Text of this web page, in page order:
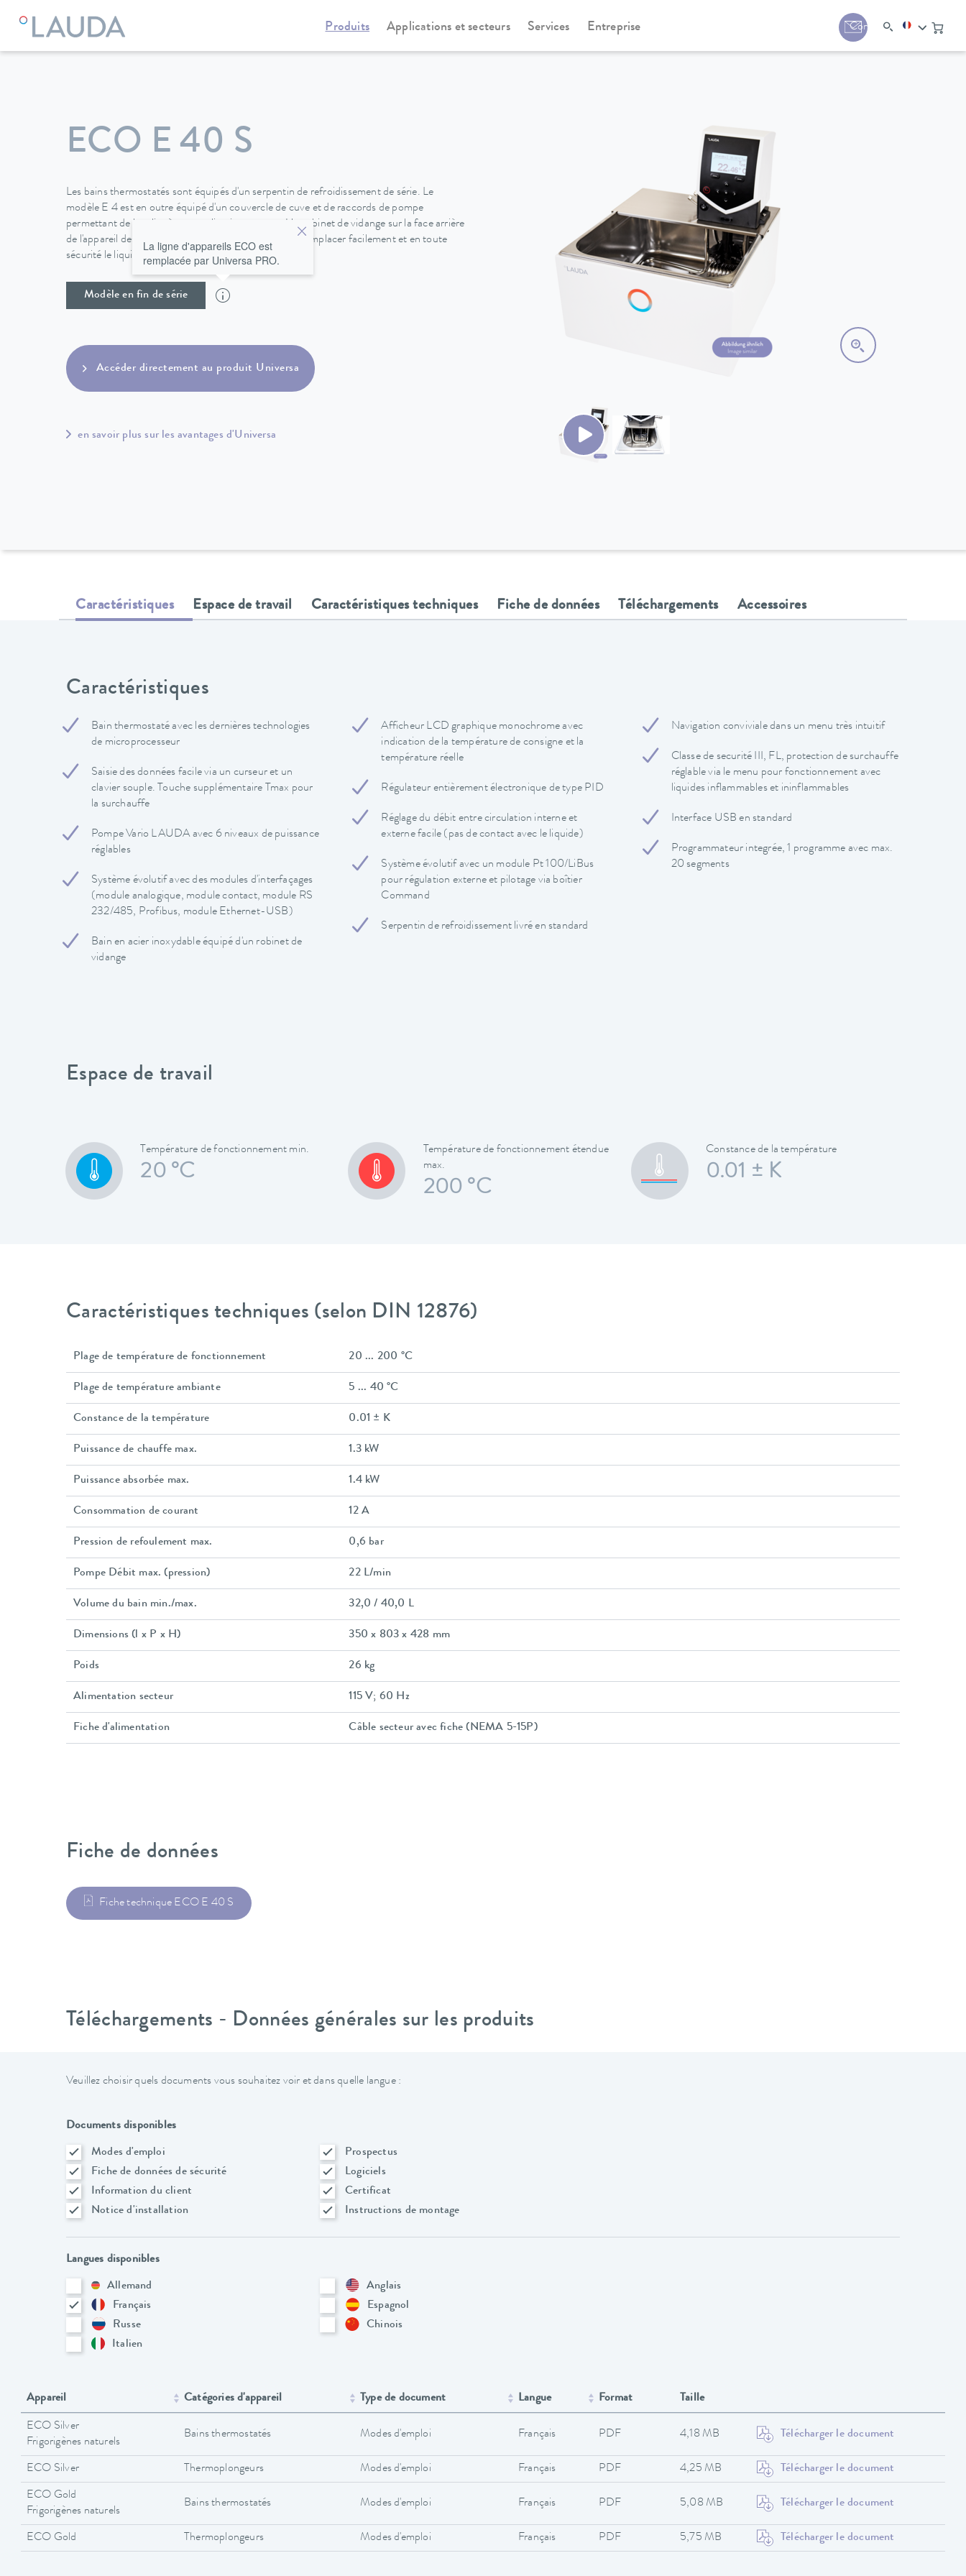
Produits Applications et secteurs Services Entreprise Contact
LAUDA Appareils de thermorégulation Thermostats chauffants Universa
ECO E 40 S
Les bains thermostatés sont équipés d'un serpentin de refroidissement de série. Le
modèle E 4 est en outre équipé d'un couvercle de cuve et de raccords de pompe
permettant de le relier à une application externe. Un robinet de vidange sur la face arrière
de l'appareil des bains en acier inoxydable permet de remplacer facilement et en toute
sécurité le liquide caloporteur.
Modèle en fin de série
La ligne d'appareils ECO est
remplacée par Universa PRO.
Accéder directement au produit Universa
en savoir plus sur les avantages d'Universa
Caractéristiques Espace de travail Caractéristiques techniques Fiche de données Téléchargements Accessoires
Caractéristiques
Bain thermostaté avec les dernières technologies
de microprocesseur
Saisie des données facile via un curseur et un
clavier souple. Touche supplémentaire Tmax pour
la surchauffe
Pompe Vario LAUDA avec 6 niveaux de puissance
réglables
Système évolutif avec des modules d'interfaçages
(module analogique, module contact, module RS
232/485, Profibus, module Ethernet-USB)
Bain en acier inoxydable équipé d'un robinet de
vidange
Afficheur LCD graphique monochrome avec
indication de la température de consigne et la
température réelle
Régulateur entièrement électronique de type PID
Réglage du débit entre circulation interne et
externe facile (pas de contact avec le liquide)
Système évolutif avec un module Pt 100/LiBus
pour régulation externe et pilotage via boîtier
Command
Serpentin de refroidissement livré en standard
Navigation conviviale dans un menu très intuitif
Classe de securité III, FL, protection de surchauffe
réglable via le menu pour fonctionnement avec
liquides inflammables et ininflammables
Interface USB en standard
Programmateur integrée, 1 programme avec max.
20 segments
Espace de travail
Température de fonctionnement min.
20 °C
Température de fonctionnement étendue
max.
200 °C
Constance de la température
0.01 ± K
Caractéristiques techniques (selon DIN 12876)
Plage de température de fonctionnement 20 ... 200 °C
Plage de température ambiante 5 ... 40 °C
Constance de la température 0.01 ± K
Puissance de chauffe max. 1.3 kW
Puissance absorbée max. 1.4 kW
Consommation de courant 12 A
Pression de refoulement max. 0,6 bar
Pompe Débit max. (pression) 22 L/min
Volume du bain min./max. 32,0 / 40,0 L
Dimensions (l x P x H) 350 x 803 x 428 mm
Poids 26 kg
Alimentation secteur 115 V; 60 Hz
Fiche d'alimentation Câble secteur avec fiche (NEMA 5-15P)
Fiche de données
Fiche technique ECO E 40 S
Téléchargements - Données générales sur les produits
Veuillez choisir quels documents vous souhaitez voir et dans quelle langue :
Documents disponibles
Modes d'emploi
Prospectus
Fiche de données de sécurité
Logiciels
Information du client
Certificat
Notice d'installation
Instructions de montage
Langues disponibles
Allemand
Anglais
Français
Espagnol
Russe
Chinois
Italien
Appareil Catégories d'appareil Type de document Langue Format Taille
ECO Silver
Frigorigènes naturels
Bains thermostatés Modes d'emploi Français PDF 4,18 MB Télécharger le document
ECO Silver Thermoplongeurs Modes d'emploi Français PDF 4,25 MB Télécharger le document
ECO Gold
Frigorigènes naturels
Bains thermostatés Modes d'emploi Français PDF 5,08 MB Télécharger le document
ECO Gold Thermoplongeurs Modes d'emploi Français PDF 5,75 MB Télécharger le document